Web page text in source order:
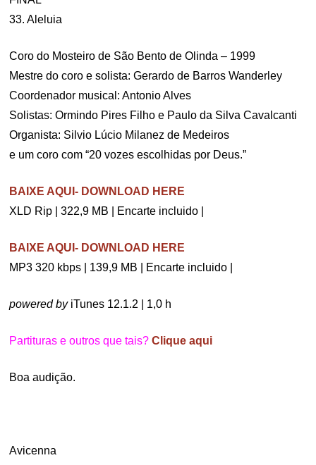
33. Aleluia
Coro do Mosteiro de São Bento de Olinda – 1999
Mestre do coro e solista: Gerardo de Barros Wanderley
Coordenador musical: Antonio Alves
Solistas: Ormindo Pires Filho e Paulo da Silva Cavalcanti
Organista: Silvio Lúcio Milanez de Medeiros
e um coro com “20 vozes escolhidas por Deus.”
BAIXE AQUI- DOWNLOAD HERE
XLD Rip | 322,9 MB | Encarte incluido |
BAIXE AQUI- DOWNLOAD HERE
MP3 320 kbps | 139,9 MB | Encarte incluido |
powered byiTunes 12.1.2 | 1,0 h
Partituras e outros que tais? Clique aqui
Boa audição.
Avicenna